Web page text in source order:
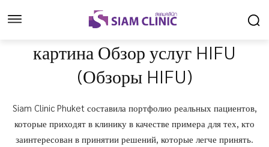
картина Обзор услуг HIFU
(Обзоры HIFU)
Siam Clinic Phuket составила портфолио реальных пациентов,
которые приходят в клинику в качестве примера для тех, кто
заинтересован в принятии решений, которые легче принять.